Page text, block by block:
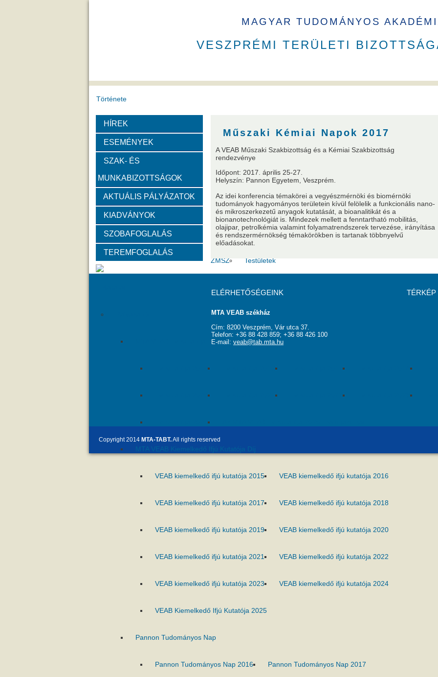
MAGYAR TUDOMÁNYOS
VESZPRÉMI TERÜLETI
Története
A VEAB története
Díjak
Emlékérem Év Kutatója VEAB Kiemelkedő Ifjú Kutatója Pannon Tudományos Nap
Szervezeti felépítése
Választott vezetők Akadémikusok Nem akadémikus közgyűlési képviselők Szavazati jogú
Tanácskozási jogú tagok SZMSZ Testületek
MTA VEAB Év Kutatója Díj
MTA VEAB Kiemelkedő Ifjú Kutatója Díj
VEAB kiemelkedő ifjú kutatója 2015 VEAB kiemelkedő ifjú kutatója 2016
VEAB kiemelkedő ifjú kutatója 2017 VEAB kiemelkedő ifjú kutatója 2018
VEAB kiemelkedő ifjú kutatója 2019 VEAB kiemelkedő ifjú kutatója 2020
VEAB kiemelkedő ifjú kutatója 2021 VEAB kiemelkedő ifjú kutatója 2022
VEAB kiemelkedő ifjú kutatója 2023 VEAB kiemelkedő ifjú kutatója 2024
VEAB Kiemelkedő Ifjú Kutatója 2025
Pannon Tudományos Nap
Pannon Tudományos Nap 2016 Pannon Tudományos Nap 2017
HÍREK
ESEMÉNYEK
SZAK- ÉS
MUNKABIZOTTSÁGOK
AKTUÁLIS PÁLYÁZATOK
KIADVÁNYOK
SZOBAFOGLALÁS
TEREMFOGLALÁS
Műszaki Kémiai Napok 2017
A VEAB Műszaki Szakbizottság és a Kémiai Szakbizottság
rendezvénye
Időpont: 2017. április 25-27.
Helyszín: Pannon Egyetem, Veszprém.
Az idei konferencia témakörei a vegyészmérnöki és biomérnöki
tudományok hagyományos területein kívül felölelik a funkcionális nano-
és mikroszerkezetű anyagok kutatását, a bioanalitikát és a
bionanotechnológiát is. Mindezek mellett a fenntartható mobilitás,
olajipar, petrolkémia valamint folyamatrendszerek tervezése, irányítása
és rendszermérnökség témakörökben is tartanak többnyelvű
előadásokat.
ELÉRHETŐSÉGEINK
MTA VEAB székház
Cím: 8200 Veszprém, Vár utca 37.
Telefon: +36 88 428 859; +36 88 426 100
E-mail: veab@tab.mta.hu
TÉRKÉP
Copyright 2014 MTA-TABT.All rights reserved